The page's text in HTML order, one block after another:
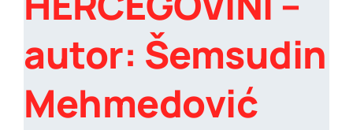
autor: Šemsudin
Mehmedović